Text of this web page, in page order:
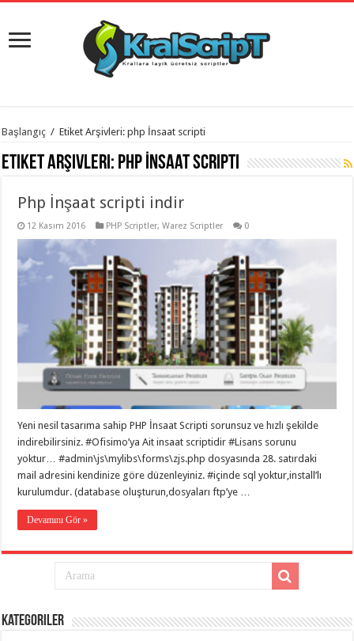
istanbul
evden
eve
organizasyon,
gaziantep
evden
taşımacılık,
evden
taşımacılık ,
taşımacılık,
gaziantep
gaziantep
evden
taşımacılık,
gaziantep
evden
taşımacılık,
gaziantep
asansörlü
Başlangıç / Etiket Arşivleri: php İnsaat scripti
Etiket Arşivleri: php İnsaat scripti
Php İnşaat scripti indir
12 Kasım 2016 PHP Scriptler,Warez Scriptler 0
Yeni nesil tasarıma sahip PHP İnsaat Scripti sorunsuz ve hızlı şekilde
indirebilirsiniz. #Ofisimo’ya Ait insaat scriptidir #Lisans sorunu
yoktur… #admin\js\mylibs\forms\zjs.php dosyasında 28. satırdaki
mail adresini kendinize göre düzenleyiniz. #içinde sql yoktur,install’lı
kurulumdur. (database oluşturun,dosyaları ftp’ye …
Devamını Gör »
Kategoriler